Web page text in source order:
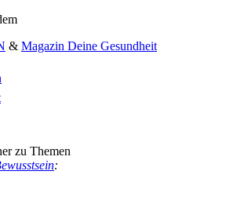
& Magazin Deine Gesundheit
zu Themen
: